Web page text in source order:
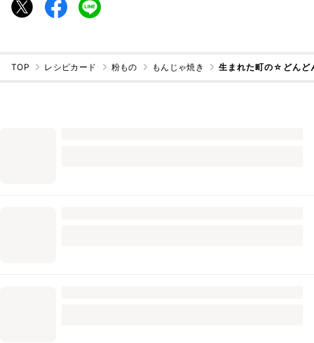
TOP レシピカード 粉もの もんじゃ焼き 生まれた町の☆どんど